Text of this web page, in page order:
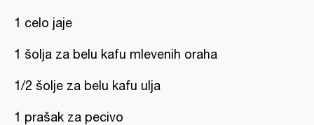
1 celo jaje
1 šolja za belu kafu mlevenih oraha
1/2 šolje za belu kafu ulja
1 prašak za pecivo